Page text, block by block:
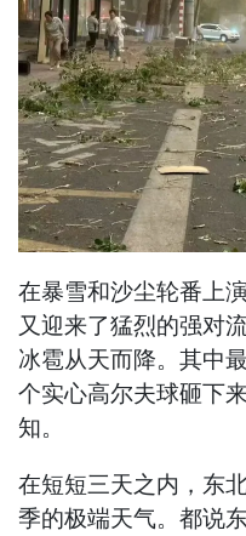
在暴雪和沙尘轮番上
又迎来了猛烈的强对
冰雹从天而降。其中
个实心高尔夫球砸下
知。
在短短三天之内，东
季的极端天气。都说